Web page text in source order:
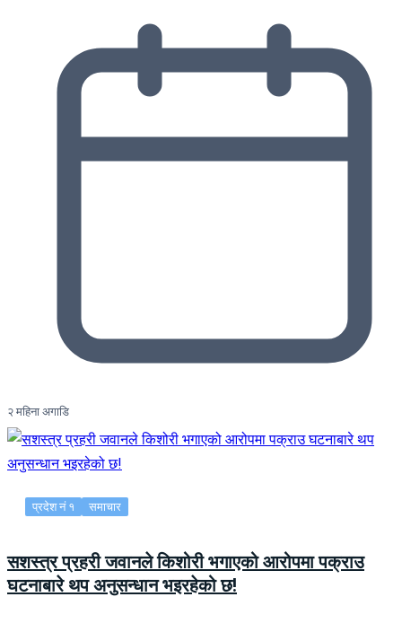
२ महिना अगाडि
प्रदेश नं १ समाचार
सशस्त्र प्रहरी जवानले किशोरी भगाएको आरोपमा पक्राउ
घटनाबारे थप अनुसन्धान भइरहेको छ!